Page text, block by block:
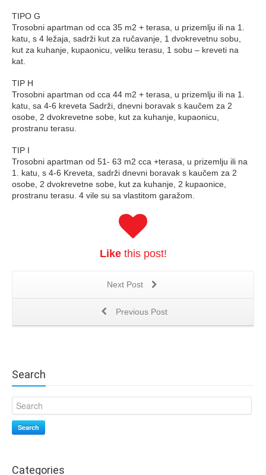
TIPO G
Trosobni apartman od cca 35 m2 + terasa, u prizemlju ili na 1.
katu, s 4 ležaja, sadrži kut za ručavanje, 1 dvokrevetnu sobu,
kut za kuhanje, kupaonicu, veliku terasu, 1 sobu – kreveti na
kat.
TIP H
Trosobni apartman od cca 44 m2 + terasa, u prizemlju ili na 1.
katu, sa 4-6 kreveta Sadrži, dnevni boravak s kaučem za 2
osobe, 2 dvokrevetne sobe, kut za kuhanje, kupaonicu,
prostranu terasu.
TIP I
Trosobni apartman od 51- 63 m2 cca +terasa, u prizemlju ili na
1. katu, s 4-6 Kreveta, sadrži dnevni boravak s kaučem za 2
osobe, 2 dvokrevetne sobe, kut za kuhanje, 2 kupaonice,
prostranu terasu. 4 vile su sa vlastitom garažom.
Likethis post!
Next Post
Previous Post
Search
Search
Categories